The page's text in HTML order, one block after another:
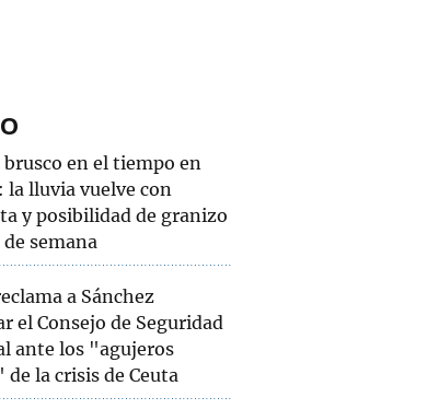
brusco en el tiempo en
la lluvia vuelve con
y posibilidad de granizo
semana
a Sánchez
el Consejo de Seguridad
ante los "agujeros
la crisis de Ceuta